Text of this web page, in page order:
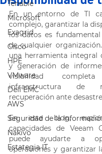
Tenable
Microsoft
Exagrid
Cisco
HPE
VMware
Dell EMC
AWS
Seguridad de la
Nakivo
Estategia IT
En un entorno de TI
complejo, garantizar la
los datos es
de cualquier organización.
una herramienta integral
y generación de
visibilidad
infraestructura de
recuperación ante
En este blog,
capacidades de Veeam
puede ayudarte a
operaciones y garantizar